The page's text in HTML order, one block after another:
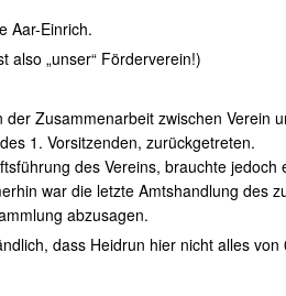
Aar-Einrich.
also „unser“ Förderverein!)
Zusammenarbeit zwischen Verein
1. Vorsitzenden, zurückgetreten.
des Vereins, brauchte
war die letzte Amtshandlung des
abzusagen.
dass Heidrun hier nicht alles